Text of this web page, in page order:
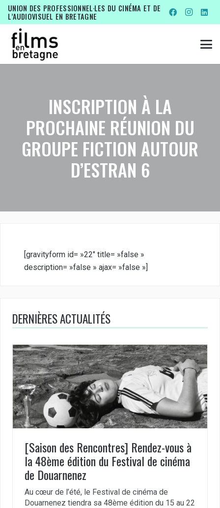
UNION DES PROFESSIONNEL·LES DU CINÉMA ET DE
L’AUDIOVISUEL EN BRETAGNE
INSCRIPTION À LA
PROCHAINE RÉUNION DU
GROUPE FICTION AUTOUR
D’ESTRAN 6
[gravityform id= »22″ title= »false »
description= »false » ajax= »false »]
DERNIÈRES ACTUALITÉS
[Saison des Rencontres] Rendez-vous à
la 48ème édition du Festival de cinéma
de Douarnenez
Au cœur de l’été, le Festival de cinéma de
Douarnenez tiendra sa 48ème édition du 15 au 22